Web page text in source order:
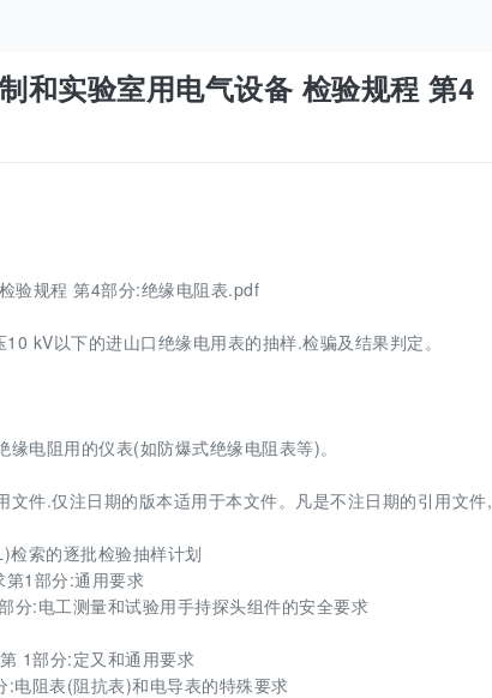
和实验室用电气设备 检验规程 第4
验规程 第4部分:绝缘电阻表.pdf
kV以下的进山口绝缘电用表的抽样.检骗及结果判定。
电阻用的仪表(如防爆式绝缘电阻表等)。
件.仅注日期的版本适用于本文件。凡是不注日期的引用文件,
索的逐批检验抽样计划
1部分:通用要求
分:电工测量和试验用手持探头组件的安全要求
1部分:定又和通用要求
电阻表(阻抗表)和电导表的特殊要求